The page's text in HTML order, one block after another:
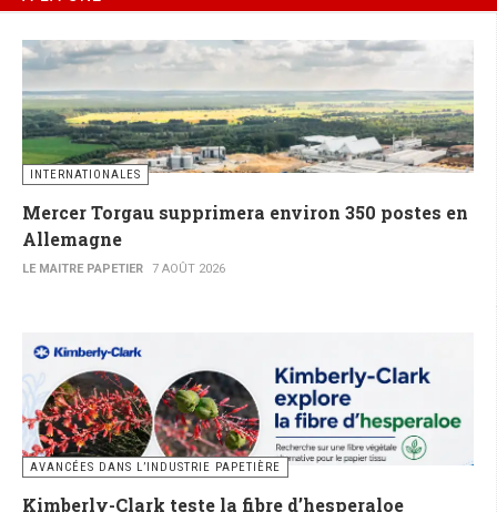
INTERNATIONALES
Mercer Torgau supprimera environ 350 postes en
Allemagne
LE MAITRE PAPETIER 7 AOÛT 2026
AVANCÉES DANS L’INDUSTRIE PAPETIÈRE
Kimberly-Clark teste la fibre d’hesperaloe